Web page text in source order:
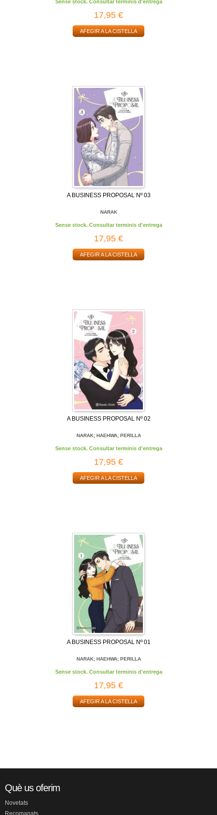
Sense stock. Consultar terminis d'entrega
17,95 €
AFEGIR A LA CISTELLA
A BUSINESS PROPOSAL Nº 03
NARAK
Sense stock. Consultar terminis d'entrega
17,95 €
AFEGIR A LA CISTELLA
A BUSINESS PROPOSAL Nº 02
NARAK; HAEHWA; PERILLA
Sense stock. Consultar terminis d'entrega
17,95 €
AFEGIR A LA CISTELLA
A BUSINESS PROPOSAL Nº 01
NARAK; HAEHWA; PERILLA
Sense stock. Consultar terminis d'entrega
17,95 €
AFEGIR A LA CISTELLA
Què us oferim
Novetats
Recomanats